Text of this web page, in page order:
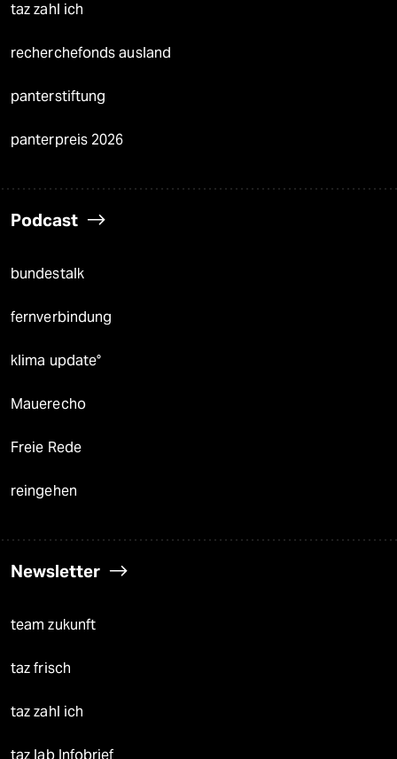
taz zahl ich
recherchefonds ausland
panterstiftung
panterpreis 2026
Podcast
bundestalk
fernverbindung
klima update°
Mauerecho
Freie Rede
reingehen
Newsletter
team zukunft
taz frisch
taz zahl ich
taz lab Infobrief